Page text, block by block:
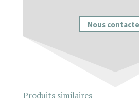
Nous
Produits similaires